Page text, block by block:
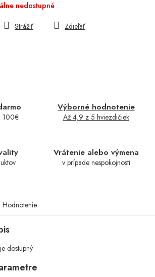
nedostupné
Strážiť Zdieľať
100€
Výborné hodnotenie
Až 4,9 z 5 hviezdičiek
Vrátenie alebo výmena
v prípade nespokojnosti
Hodnotenie
dostupný